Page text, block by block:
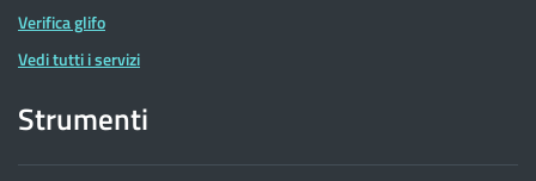
Verifica glifo
Vedi tutti i servizi
Strumenti